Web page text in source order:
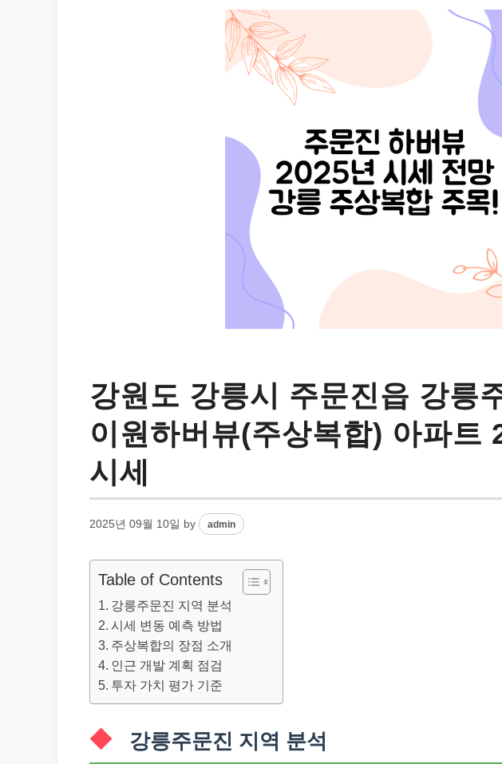
강원도 강릉시 주문진읍 강릉
이원하버뷰(주상복합) 아파트
시세
2025년 09월 10일 by admin
Table of Contents
강릉주문진 지역 분석
시세 변동 예측 방법
주상복합의 장점 소개
인근 개발 계획 점검
투자 가치 평가 기준
강릉주문진 지역 분석